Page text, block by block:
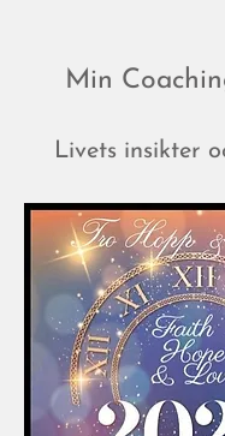
Min
Livets insikter